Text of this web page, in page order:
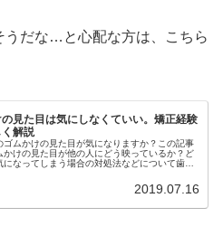
うだな…と心配な方は、こちら
見た目は気にしなくていい。矯正経験
解説
ゴムかけの見た目が気になりますか？この記事
かけの見た目が他の人にどう映っているか？ど
になってしまう場合の対処法などについて歯列
2019.07.16